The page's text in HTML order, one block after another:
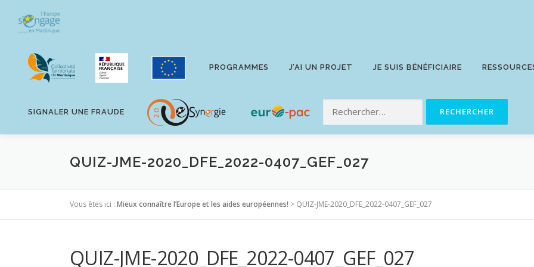
contenu
PROGRAMMES J’AI UN PROJET JE SUIS BÉNÉFICIAIRE
SIGNALER UNE FRAUDE
QUIZ-JME-2020_DFE_2022-0407_GEF_027
Vous êtes ici : Mieux connaître l’Europe et les aides européennes! > QUIZ-JME-2020_DFE_2022-0407_GEF_027
QUIZ-JME-2020_DFE_2022-0407_GEF_027